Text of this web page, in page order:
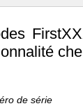
de série